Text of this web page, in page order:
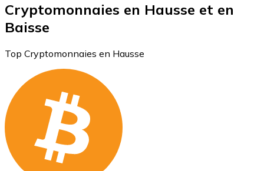
Cryptomonnaies en Hausse et en
Baisse
Top Cryptomonnaies en Hausse